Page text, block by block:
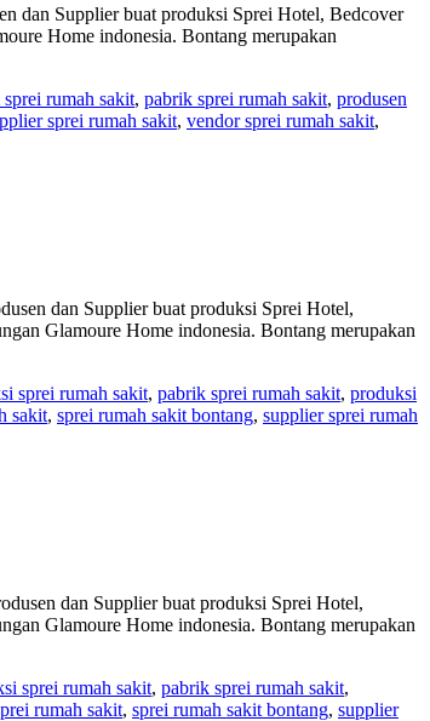
dan Supplier buat produksi Sprei Hotel, Bedcover
Home indonesia. Bontang merupakan
rumah sakit, pabrik sprei rumah sakit, produsen
sprei rumah sakit, vendor sprei rumah sakit,
dan Supplier buat produksi Sprei Hotel,
Glamoure Home indonesia. Bontang merupakan
sprei rumah sakit, pabrik sprei rumah sakit, produksi
sakit, sprei rumah sakit bontang, supplier sprei rumah
dan Supplier buat produksi Sprei Hotel,
Glamoure Home indonesia. Bontang merupakan
sprei rumah sakit, pabrik sprei rumah sakit,
rumah sakit, sprei rumah sakit bontang, supplier